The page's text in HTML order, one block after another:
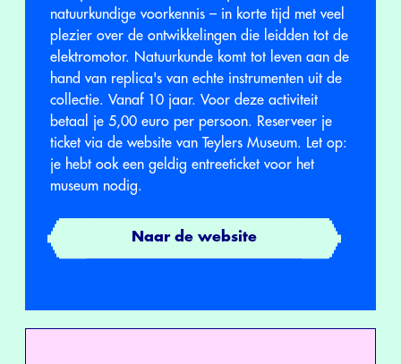
natuurkundige voorkennis – in korte tijd met veel
plezier over de ontwikkelingen die leidden tot de
elektromotor. Natuurkunde komt tot leven aan de
hand van replica's van echte instrumenten uit de
collectie. Vanaf 10 jaar. Voor deze activiteit
betaal je 5,00 euro per persoon. Reserveer je
ticket via de website van Teylers Museum. Let op:
je hebt ook een geldig entreeticket voor het
museum nodig.
Naar de website